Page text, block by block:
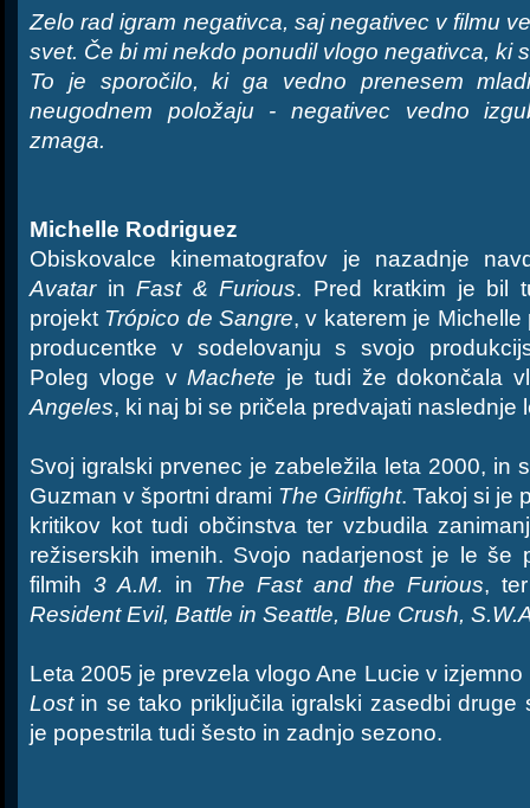
Zelo rad igram negativca, saj negativec v filmu
svet. Če bi mi nekdo ponudil vlogo negativca, ki
To je sporočilo, ki ga vedno prenesem
neugodnem položaju - negativec vedno
zmaga.
Michelle Rodriguez
Obiskovalce kinematografov je nazadnje
Avatarin Fast & Furious. Pred kratkim je bil
projekt Trópico de Sangre, v katerem je
producentke v sodelovanju s svojo
Poleg vloge vMachete je tudi že dokončala
Angeles, ki naj bi se pričela predvajati naslednje
Svoj igralski prvenec je zabeležila leta 2000, in
Guzman v športni drami The Girlfight. Takoj si je
kritikov kot tudi občinstva ter vzbudila
režiserskih imenih. Svojo nadarjenost je le še
filmih 3 A.M. in The Fast and the Furious,
Resident Evil, Battle in Seattle, Blue Crush,
Leta 2005 je prevzela vlogo Ane Lucie v izjemno
Lostin se tako priključila igralski zasedbi druge
je popestrila tudi šesto in zadnjo sezono.